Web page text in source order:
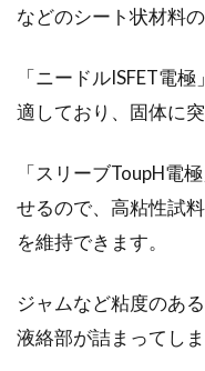
などのシート状材料
「ニードルISFET電
適しており、固体に
「スリーブToupH電
せるので、高粘性試
を維持できます。
ジャムなど粘度のあ
液絡部が詰まってしま